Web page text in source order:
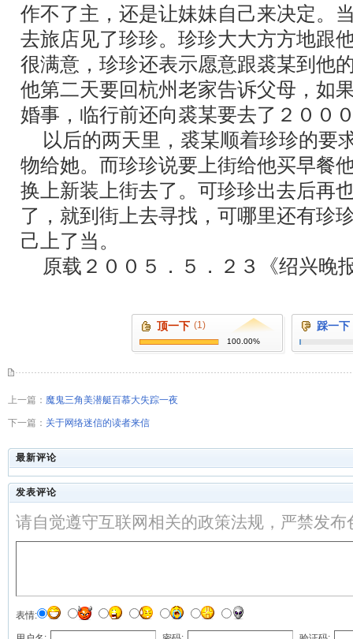
作不了主，还是让妹妹自己来决定。
去旅店见了珍珍。珍珍大大方方地跟
很满意，珍珍还表示愿意跟裘某到他
他第二天要回杭州老家告诉父母，如
婚事，临行前还向裘某要去了２００
以后的两天里，裘某顺着珍珍的要
物给她。而珍珍说要上街给他买早餐
换上新装上街去了。可珍珍出去后再
了，就到街上去寻找，可哪里还有珍
己上了当。
原载２００５．５．２３《绍兴晚
顶一下 (1)
100.00%
踩一下
上一篇： 魔鬼三角美潜艇百慕大失踪一夜
下一篇： 关于网络迷信的读者来信
最新评论
发表评论
请自觉遵守互联网相关的政策法规，严禁发
表情: